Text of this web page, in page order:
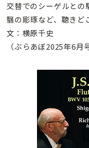
交替でのシーゲルとの
翳の彫琢など、聴きど
文：横原千史
（ぶらあぼ2025年6月